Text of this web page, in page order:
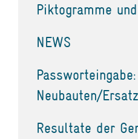
Piktogramme
NEWS
Neubauten/
Resultate der